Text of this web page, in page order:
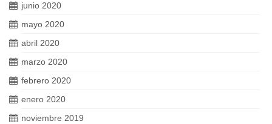
junio 2020
mayo 2020
abril 2020
marzo 2020
febrero 2020
enero 2020
noviembre 2019